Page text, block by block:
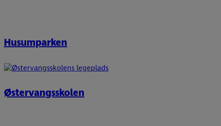
Husumparken
Østervangsskolen